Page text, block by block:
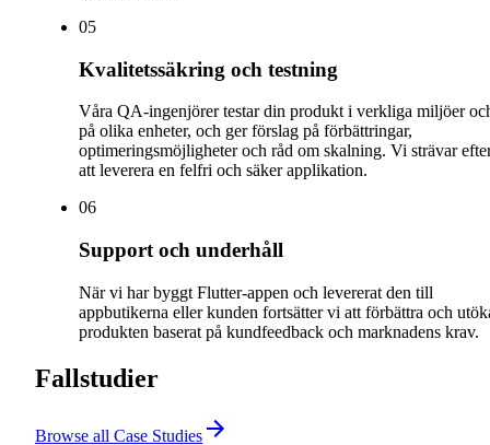
05
Kvalitetssäkring och testning
Våra QA-ingenjörer testar din produkt i verkliga miljöer
på olika enheter, och ger förslag på förbättringar,
optimeringsmöjligheter och råd om skalning. Vi strävar
att leverera en felfri och säker applikation.
06
Support och underhåll
När vi har byggt Flutter-appen och levererat den till
appbutikerna eller kunden fortsätter vi att förbättra och
produkten baserat på kundfeedback och marknadens krav.
Fallstudier
Browse all Case Studies